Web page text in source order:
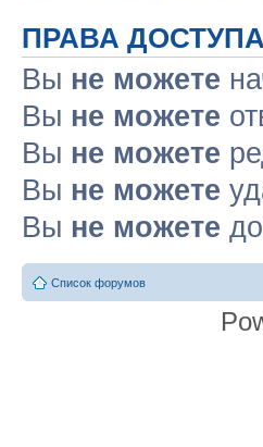
ПРАВА ДОСТУПА
Вы не можете
Вы не можете
Вы не можете
Вы не можете
Вы не можете
Список форумов